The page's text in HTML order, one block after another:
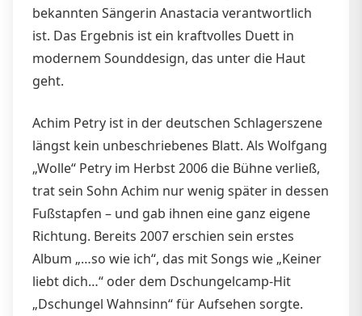
bekannten Sängerin Anastacia verantwortlich
ist. Das Ergebnis ist ein kraftvolles Duett in
modernem Sounddesign, das unter die Haut
geht.
Achim Petry ist in der deutschen Schlagerszene
längst kein unbeschriebenes Blatt. Als Wolfgang
„Wolle“ Petry im Herbst 2006 die Bühne verließ,
trat sein Sohn Achim nur wenig später in dessen
Fußstapfen – und gab ihnen eine ganz eigene
Richtung. Bereits 2007 erschien sein erstes
Album „…so wie ich“, das mit Songs wie „Keiner
liebt dich…“ oder dem Dschungelcamp-Hit
„Dschungel Wahnsinn“ für Aufsehen sorgte.